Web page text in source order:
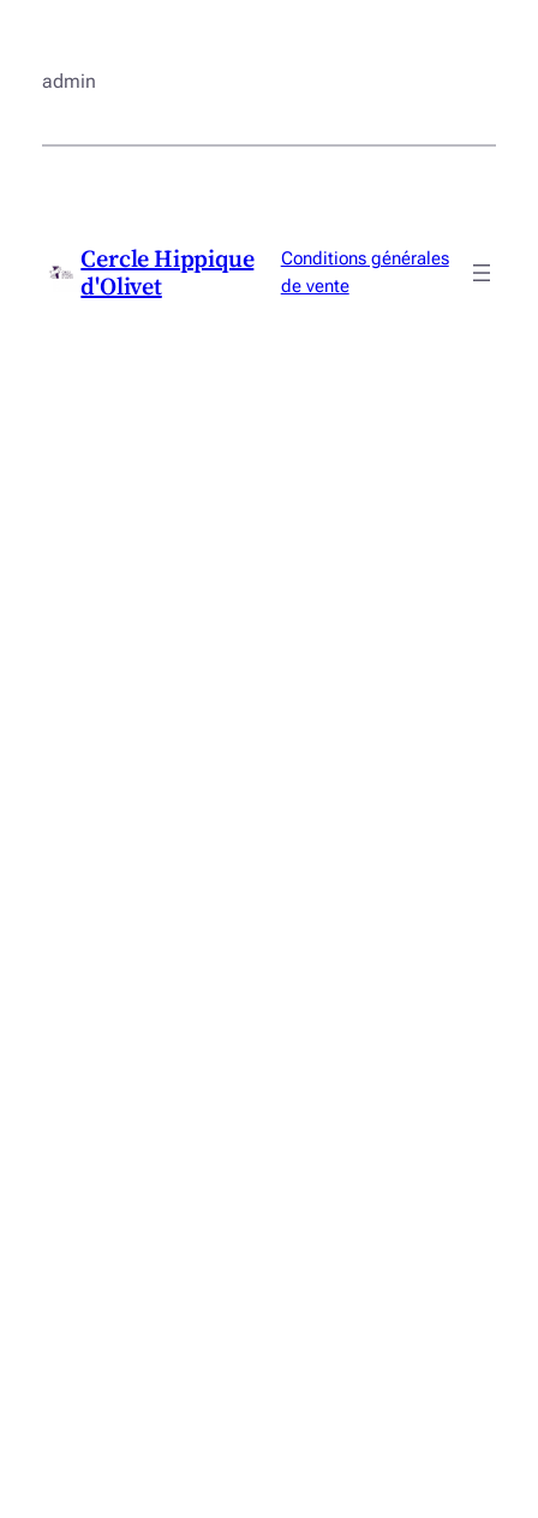
admin
Cercle Hippique
d'Olivet
Conditions générales
de vente